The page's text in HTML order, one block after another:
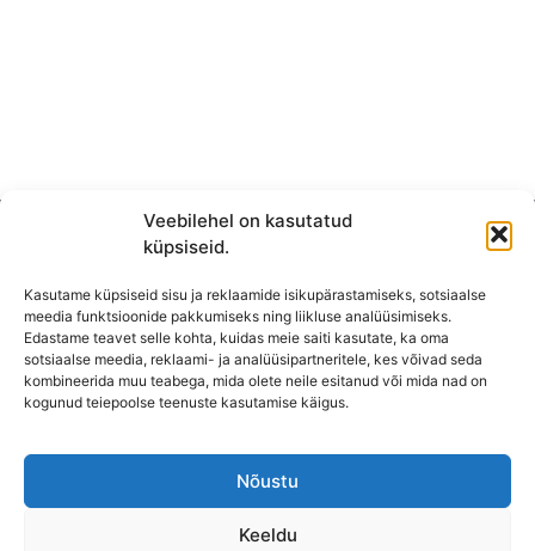
Veebilehel on kasutatud
küpsiseid.
Kasutame küpsiseid sisu ja reklaamide isikupärastamiseks, sotsiaalse
meedia funktsioonide pakkumiseks ning liikluse analüüsimiseks.
Edastame teavet selle kohta, kuidas meie saiti kasutate, ka oma
sotsiaalse meedia, reklaami- ja analüüsipartneritele, kes võivad seda
kombineerida muu teabega, mida olete neile esitanud või mida nad on
kogunud teiepoolse teenuste kasutamise käigus.
Nõustu
Keeldu
KONTAKT